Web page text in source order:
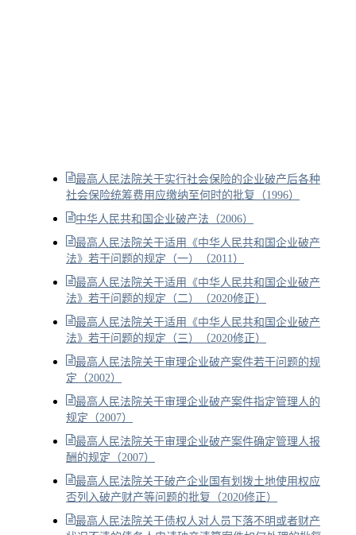
最高人民法院关于实行社会保险的企业破产后各种
社会保险统筹费用应缴纳至何时的批复（1996）
中华人民共和国企业破产法（2006）
最高人民法院关于适用《中华人民共和国企业破产
法》若干问题的规定（一）（2011）
最高人民法院关于适用《中华人民共和国企业破产
法》若干问题的规定（二）（2020修正）
最高人民法院关于适用《中华人民共和国企业破产
法》若干问题的规定（三）（2020修正）
最高人民法院关于审理企业破产案件若干问题的规
定（2002）
最高人民法院关于审理企业破产案件指定管理人的
规定（2007）
最高人民法院关于审理企业破产案件确定管理人报
酬的规定（2007）
最高人民法院关于破产企业国有划拨土地使用权应
否列入破产财产等问题的批复（2020修正）
最高人民法院关于债权人对人员下落不明或者财产